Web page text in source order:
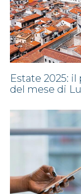
Estate 2025:
del mese di